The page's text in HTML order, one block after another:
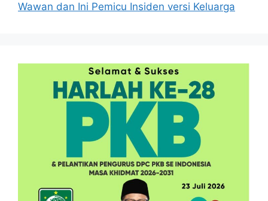
Wawan dan Ini Pemicu Insiden versi Keluarga